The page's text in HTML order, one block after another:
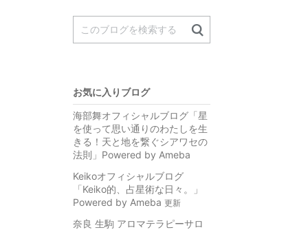
お気に入りブログ
海部舞オフィシャルブログ「星
を使って思い通りのわたしを生
きる！天と地を繋ぐシアワセの
法則」Powered by Ameba
Keikoオフィシャルブログ
「Keiko的、占星術な日々。」
Powered by Ameba 更新
奈良 生駒 アロマテラピーサロ